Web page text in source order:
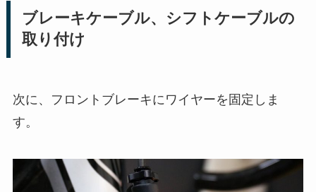
ブレーキケーブル、シフトケーブルの
取り付け
次に、フロントブレーキにワイヤーを固定しま
す。